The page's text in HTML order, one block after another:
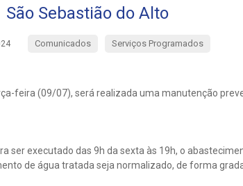
São Sebastião do Alto
Comunicados Serviços Programados
feira (09/07), será realizada uma manutenção
ser executado das 9h da sexta às 19h, o
de água tratada seja normalizado, de forma